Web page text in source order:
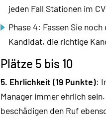
jeden Fall Stationen im
Phase 4: Fassen Sie
Kandidat, die richtige
Plätze 5 bis 10
5. Ehrlichkeit (19 Punkte):
Manager immer ehrlich
beschädigen den Ruf